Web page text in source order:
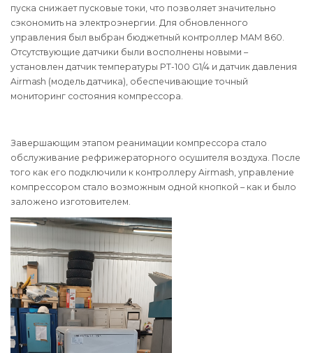
пуска снижает пусковые токи, что позволяет значительно
сэкономить на электроэнергии. Для обновленного
управления был выбран бюджетный контроллер МАМ 860.
Отсутствующие датчики были восполнены новыми –
установлен датчик температуры PT-100 G1/4 и датчик давления
Airmash (модель датчика), обеспечивающие точный
мониторинг состояния компрессора.
Завершающим этапом реанимации компрессора стало
обслуживание рефрижераторного осушителя воздуха. После
того как его подключили к контроллеру Airmash, управление
компрессором стало возможным одной кнопкой – как и было
заложено изготовителем.